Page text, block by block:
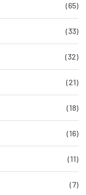
(65)
(33)
(32)
(21)
(18)
(16)
(11)
(7)